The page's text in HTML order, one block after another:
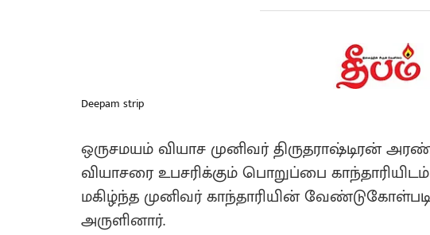
Deepam strip
ஒருசமயம் வியாச முனிவர் திருதராஷ்டிரன்
வியாசரை உபசரிக்கும் பொறுப்பை
மகிழ்ந்த முனிவர் காந்தாரியின்
அருளினார்.